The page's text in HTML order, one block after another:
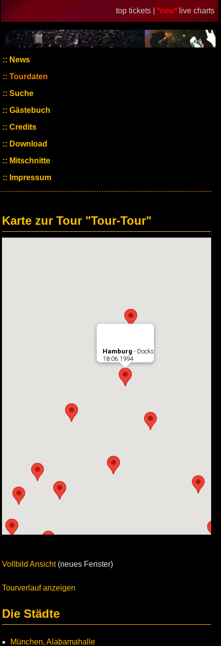
top tickets | *neu* live charts
News
Tourdaten
Suche
Gästebuch
Credits
Download
Mitschnitte
Impressum
Karte zur Tour "Tour-Tour"
Hamburg - Docks
18.06.1994
Vollbild Ansicht(neues Fenster)
Tourverlauf anzeigen
Die Städte
München, Alabamahalle